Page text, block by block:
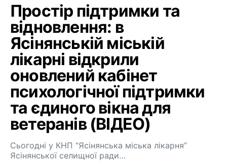
Простір підтримки та
відновлення: в
Ясінянській міській
лікарні відкрили
оновлений кабінет
психологічної підтримки
та єдиного вікна для
ветеранів (ВІДЕО)
Сьогодні у КНП “Ясінянська міська лікарня”
Ясінянської селищної ради…